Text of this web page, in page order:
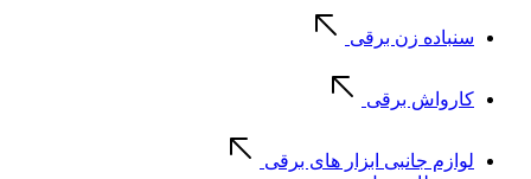
سنباده زن برقی
کارواش برقی
لوازم جانبی ابزار های برقی